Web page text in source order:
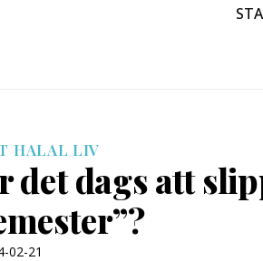
HALAL LIV
det dags att
02-21